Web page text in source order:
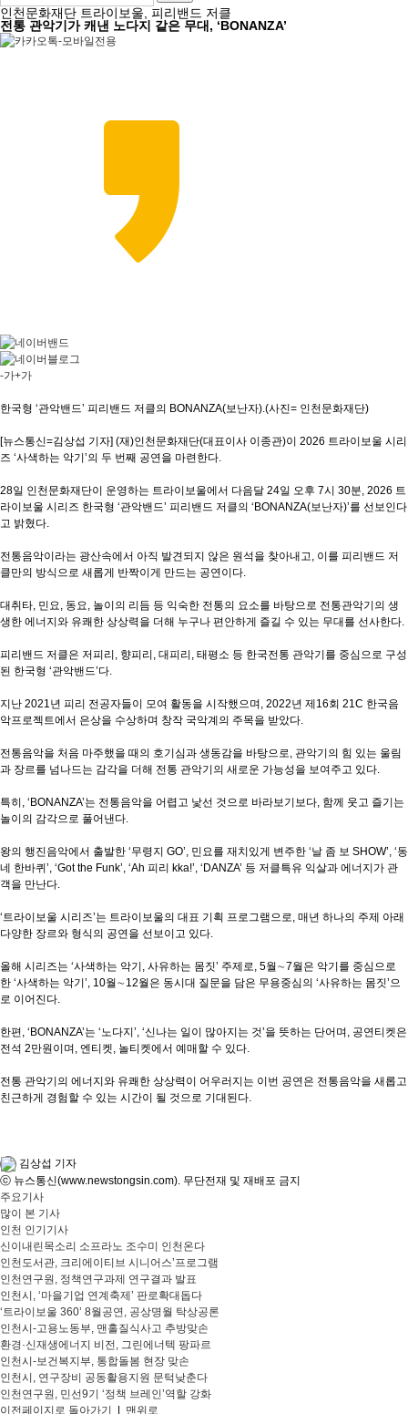
인천문화재단 트라이보울, 피리밴드 저클
전통 관악기가 캐낸 노다지 같은 무대, ‘BONANZA’
-가+가
한국형 ‘관악밴드’ 피리밴드 저클의 BONANZA(보난자).(사진= 인천문화재단)
[뉴스통신=김상섭 기자] (재)인천문화재단(대표이사 이종관)이 2026 트라이보울 시리
즈 ‘사색하는 악기’의 두 번째 공연을 마련한다.
28일 인천문화재단이 운영하는 트라이보울에서 다음달 24일 오후 7시 30분, 2026 트
라이보울 시리즈 한국형 ‘관악밴드’ 피리밴드 저클의 ‘BONANZA(보난자)’를 선보인다
고 밝혔다.
전통음악이라는 광산속에서 아직 발견되지 않은 원석을 찾아내고, 이를 피리밴드 저
클만의 방식으로 새롭게 반짝이게 만드는 공연이다.
대취타, 민요, 동요, 놀이의 리듬 등 익숙한 전통의 요소를 바탕으로 전통관악기의 생
생한 에너지와 유쾌한 상상력을 더해 누구나 편안하게 즐길 수 있는 무대를 선사한다.
피리밴드 저클은 저피리, 향피리, 대피리, 태평소 등 한국전통 관악기를 중심으로 구성
된 한국형 ‘관악밴드’다.
지난 2021년 피리 전공자들이 모여 활동을 시작했으며, 2022년 제16회 21C 한국음
악프로젝트에서 은상을 수상하며 창작 국악계의 주목을 받았다.
전통음악을 처음 마주했을 때의 호기심과 생동감을 바탕으로, 관악기의 힘 있는 울림
과 장르를 넘나드는 감각을 더해 전통 관악기의 새로운 가능성을 보여주고 있다.
특히, ‘BONANZA’는 전통음악을 어렵고 낯선 것으로 바라보기보다, 함께 웃고 즐기는
놀이의 감각으로 풀어낸다.
왕의 행진음악에서 출발한 ‘무령지 GO’, 민요를 재치있게 변주한 ‘날 좀 보 SHOW’, ‘동
네 한바퀴’, ‘Got the Funk’, ‘Ah 피리 kka!’, ‘DANZA’ 등 저클특유 익살과 에너지가 관
객을 만난다.
‘트라이보울 시리즈’는 트라이보울의 대표 기획 프로그램으로, 매년 하나의 주제 아래
다양한 장르와 형식의 공연을 선보이고 있다.
올해 시리즈는 ‘사색하는 악기, 사유하는 몸짓’ 주제로, 5월∼7월은 악기를 중심으로
한 ‘사색하는 악기’, 10월∼12월은 동시대 질문을 담은 무용중심의 ‘사유하는 몸짓’으
로 이어진다.
한편, ‘BONANZA’는 ‘노다지’, ‘신나는 일이 많아지는 것’을 뜻하는 단어며, 공연티켓은
전석 2만원이며, 엔티켓, 놀티켓에서 예매할 수 있다.
전통 관악기의 에너지와 유쾌한 상상력이 어우러지는 이번 공연은 전통음악을 새롭고
친근하게 경험할 수 있는 시간이 될 것으로 기대된다.
김상섭 기자
ⓒ 뉴스통신(www.newstongsin.com). 무단전재 및 재배포 금지
주요기사
많이 본 기사
인천 인기기사
신이내린목소리 소프라노 조수미 인천온다
인천도서관, 크리에이티브 시니어스’프로그램
인천연구원, 정책연구과제 연구결과 발표
인천시, ‘마을기업 연계축제’ 판로확대돕다
‘트라이보울 360’ 8월공연, 공상명월 탁상공론
인천시-고용노동부, 맨홀질식사고 추방맞손
환경·신재생에너지 비전, 그린에너텍 팡파르
인천시-보건복지부, 통합돌봄 현장 맞손
인천시, 연구장비 공동활용지원 문턱낮춘다
인천연구원, 민선9기 ‘정책 브레인’역할 강화
이전페이지로 돌아가기
맨위로